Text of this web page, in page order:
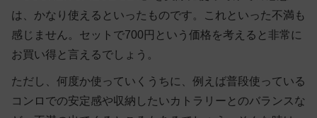
は、かなり使えるといったものです。これといった不満も
感じません。セットで700円という価格を考えると非常に
お買い得と言えるでしょう。
ただし、何度か使っていくうちに、例えば普段使っている
コンロでの安定感や収納したいカトラリーとのバランスな